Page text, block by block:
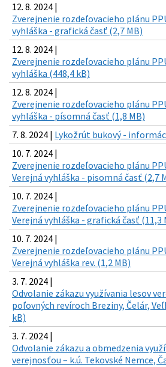
12. 8. 2024 |
Zverejnenie rozdeľovacieho plánu
vyhláška - grafická časť (2,7 MB)
12. 8. 2024 |
Zverejnenie rozdeľovacieho plánu
vyhláška (448,4 kB)
12. 8. 2024 |
Zverejnenie rozdeľovacieho plánu
vyhláška - písomná časť (1,8 MB)
7. 8. 2024 | Lykožrút bukový -
10. 7. 2024 |
Zverejnenie rozdeľovacieho plánu
Verejná vyhláška - pisomná časť (2,7
10. 7. 2024 |
Zverejnenie rozdeľovacieho plánu
Verejná vyhláška - grafická časť (11,3
10. 7. 2024 |
Zverejnenie rozdeľovacieho plánu
Verejná vyhláška rev. (1,2 MB)
3. 7. 2024 |
Odvolanie zákazu využívania lesov
poľovných revíroch Breziny, Čelár,
kB)
3. 7. 2024 |
Odvolanie zákazu a obmedzenia
verejnosťou – k.ú. Tekovské Nemce,